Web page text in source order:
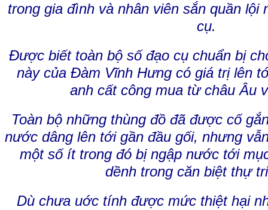
trong gia đình và nhân viên sắn quần
cụ.
Được biết toàn bộ số đạo cụ chuẩn bị
này của Đàm Vĩnh Hưng có giá trị lên
anh cất công mua từ châu Âu
Toàn bộ những thùng đồ đã được cố
nước dâng lên tới gần đầu gối, nhưng
một số ít trong đó bị ngập nước tới
dềnh trong căn biệt thự
Dù chưa uớc tính được mức thiệt hại